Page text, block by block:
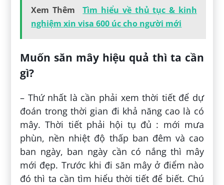
Xem Thêm
Tìm hiểu về thủ tục & kinh
nghiệm xin visa 600 úc cho người mới
Muốn săn mây hiệu quả thì ta cần
gì?
– Thứ nhất là cần phải xem thời tiết để dự
đoán trong thời gian đi khả năng cao là có
mây. Thời tiết phải hội tụ đủ : mới mưa
phùn, nền nhiệt độ thấp ban đêm và cao
ban ngày, ban ngày cần có nắng thì mây
mới đẹp. Trước khi đi săn mây ở điểm nào
đó thì ta cần tìm hiểu thời tiết để biết. Chú